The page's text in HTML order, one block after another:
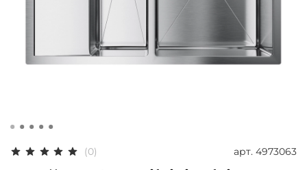
(0) арт. 4973063